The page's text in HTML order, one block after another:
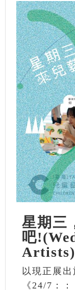
星期三
吧
以現正展
《24/7：